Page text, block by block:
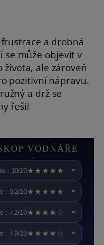
a drobná
se může objevit v
života, ale zároveň
pozitivní nápravu.
a drž se
řešil
VODNÁŘE
: 10/10★★★★★ >
: 9.2/10★★★★★ >
: 7.2/10★★★★☆ >
: 7.9/10★★★★☆ >